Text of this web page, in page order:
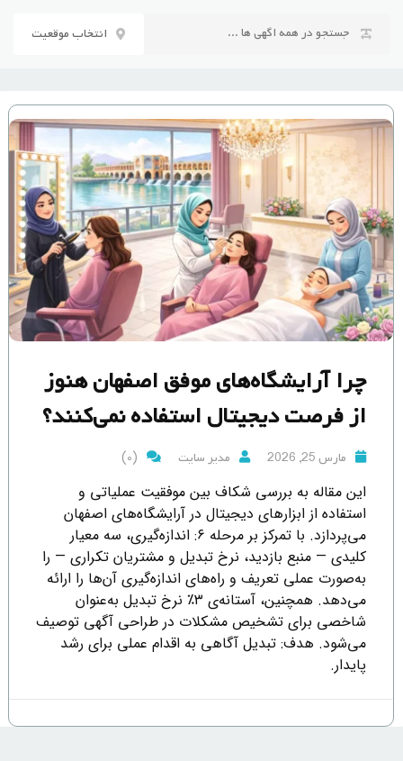
انتخاب موقعیت
چرا آرایشگاه‌های موفق اصفهان هنوز
از فرصت دیجیتال استفاده نمی‌کنند؟
مارس 25, 2026 مدیر سایت (0)
این مقاله به بررسی شکاف بین موفقیت عملیاتی و
استفاده از ابزارهای دیجیتال در آرایشگاه‌های اصفهان
می‌پردازد. با تمرکز بر مرحله ۶: اندازه‌گیری، سه معیار
کلیدی — منبع بازدید، نرخ تبدیل و مشتریان تکراری — را
به‌صورت عملی تعریف و راه‌های اندازه‌گیری آن‌ها را ارائه
می‌دهد. همچنین، آستانه‌ی ۳٪ نرخ تبدیل به‌عنوان
شاخصی برای تشخیص مشکلات در طراحی آگهی توصیف
می‌شود. هدف: تبدیل آگاهی به اقدام عملی برای رشد
پایدار.